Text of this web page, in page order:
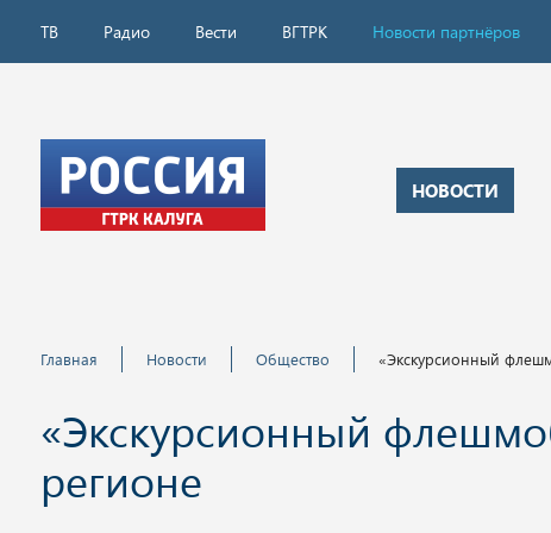
ТВ Радио Вести ВГТРК Новости партнёров
НОВОСТИ
Главная Новости Общество «Экскурсионный
«Экскурсионный
регионе